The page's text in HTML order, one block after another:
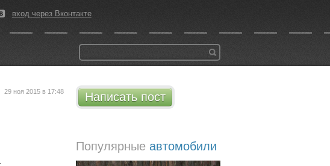
вход через Вконтакте
Написать пост
Популярные автомобили
29 ноя 2015 в 17:48